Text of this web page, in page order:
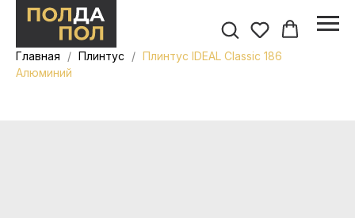
Главная Плинтус
Плинтус IDEAL Classic 186
Алюминий